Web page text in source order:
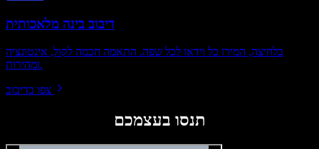
דיבוב בינה מלאכותית
בלחיצה, המירו כל וידאו לכל שפה. התאמה חכמה לקול, אינטונציה
ומהירות.
צפו בדיבוב
תנסו בעצמכם